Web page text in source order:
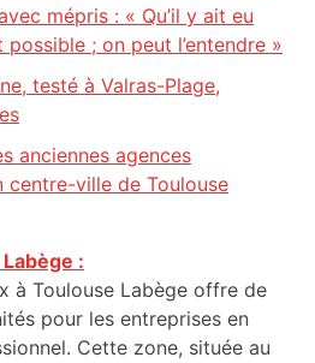
mépris : « Qu’il y ait eu
possible ; on peut l’entendre »
testé à Valras-Plage,
anciennes agences
centre-ville de Toulouse
:
à Toulouse Labège offre de
pour les entreprises en
Cette zone, située au